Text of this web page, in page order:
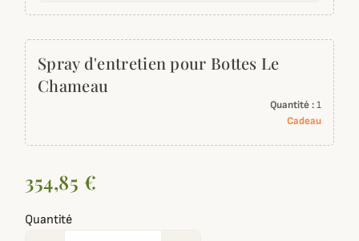
Spray d'entretien pour Bottes Le
Chameau
Quantité :1
Cadeau
354,85 €
Quantité